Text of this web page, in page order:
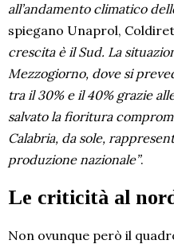
all’andamento climatico
spiegano Unaprol,
crescita è il Sud. La
Mezzogiorno, dove si
tra il 30% e il 40% grazie
salvato la fioritura
Calabria, da sole,
produzione nazionale”.
Le criticità al
Non ovunque però il